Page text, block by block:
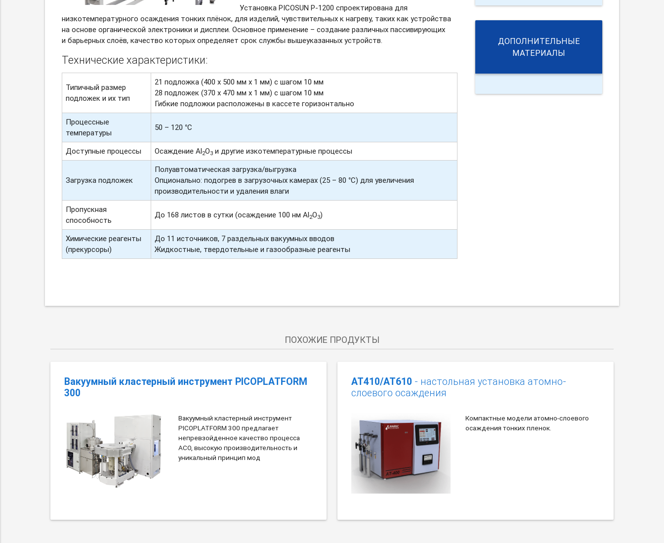
Установка PICOSUN P-1200 спроектирована для
низкотемпературного осаждения тонких плёнок, для изделий, чувствительных к нагреву, таких как устройства
на основе органической электроники и дисплеи. Основное применение – создание различных пассивирующих
и барьерных слоёв, качество которых определяет срок службы вышеуказанных устройств.
Технические характеристики:
Типичный размер
подложек и их тип
21 подложка (400 x 500 мм х 1 мм) с шагом 10 мм
28 подложек (370 x 470 мм х 1 мм) с шагом 10 мм
Гибкие подложки расположены в кассете горизонтально
Процессные
температуры
50 – 120 °C
Доступные процессы Осаждение Al2O3и другие изкотемпературные процессы
Загрузка подложек
Полуавтоматическая загрузка/выгрузка
Опционально: подогрев в загрузочных камерах (25 – 80 °C) для увеличения
производительности и удаления влаги
Пропускная
способность
До 168 листов в сутки (осаждение 100 нм Al2O3)
Химические реагенты
(прекурсоры)
До 11 источников, 7 раздельных вакуумных вводов
Жидкостные, твердотельные и газообразные реагенты
ДОПОЛНИТЕЛЬНЫЕ
МАТЕРИАЛЫ
ПОХОЖИЕ ПРОДУКТЫ
Вакуумный кластерный инструмент PICOPLATFORM
300
Вакуумный кластерный инструмент
PICOPLATFORM 300 предлагает
непревзойденное качество процесса
АСО, высокую производительность и
уникальный принцип мод
АТ410/АТ610 - настольная установка атомно-
слоевого осаждения
Компактные модели атомно-слоевого
осаждения тонких пленок.